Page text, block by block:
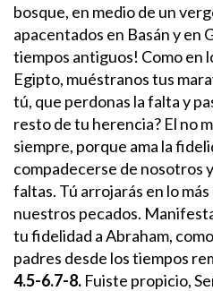
bosque, en medio de un
apacentados en Basán y en
tiempos antiguos! Como en
Egipto, muéstranos tus
tú, que perdonas la falta y
resto de tu herencia? El no
siempre, porque ama la
compadecerse de nosotros
faltas. Tú arrojarás en lo
nuestros pecados.
tu fidelidad a Abraham,
padres desde los tiempos
4.5-6.7-8. Fuiste propicio,